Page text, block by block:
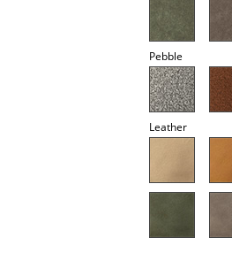
Aufbewahrungsboxen
... alle Accessoires
Pebble
Leather